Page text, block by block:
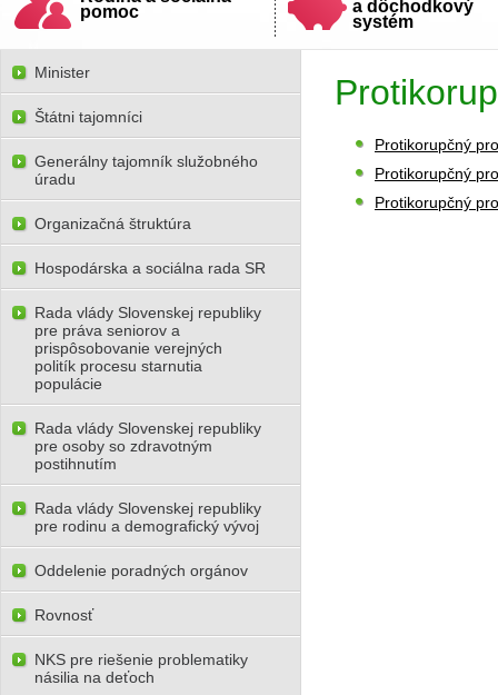
pomoc
a dôchodkový
systém
Protikorupčný
Protikorupčný
Protikorupčný
Minister
Štátni tajomníci
Generálny tajomník služobného
úradu
Organizačná štruktúra
Hospodárska a sociálna rada SR
Rada vlády Slovenskej republiky
pre práva seniorov a
prispôsobovanie verejných
politík procesu starnutia
populácie
Rada vlády Slovenskej republiky
pre osoby so zdravotným
postihnutím
Rada vlády Slovenskej republiky
pre rodinu a demografický vývoj
Oddelenie poradných orgánov
Rovnosť
NKS pre riešenie problematiky
násilia na deťoch